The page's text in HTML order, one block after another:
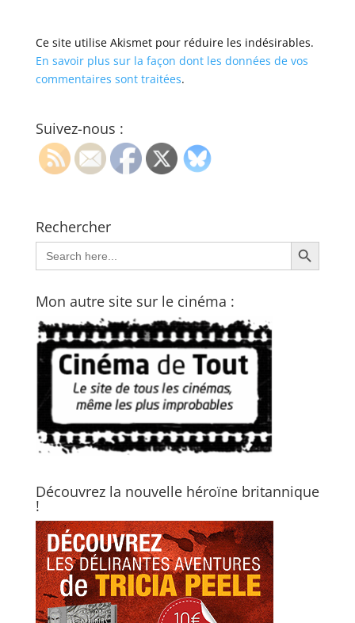
Ce site utilise Akismet pour réduire les indésirables.
En savoir plus sur la façon dont les données de vos
commentaires sont traitées.
Suivez-nous :
Rechercher
Search
for:
Search Button
Mon autre site sur le cinéma :
Découvrez la nouvelle héroïne britannique
!